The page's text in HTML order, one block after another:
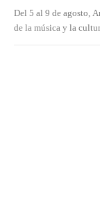
Del 5 al 9 de agosto,
de la música y la